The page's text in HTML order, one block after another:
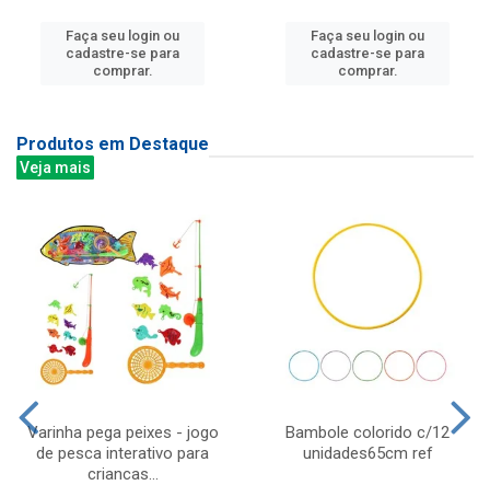
Faça seu login ou
cadastre-se para
comprar.
Faça seu login ou
cadastre-se para
comprar.
Produtos em Destaque
Veja mais
Varinha pega peixes - jogo
de pesca interativo para
criancas...
Bambole colorido c/12
unidades65cm ref